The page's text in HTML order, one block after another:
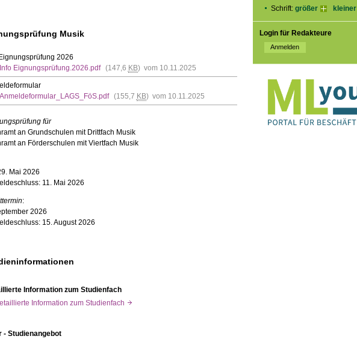
Schrift: größer kleiner
Login für Redakteure
Musik
2026
Info Eignungsprüfung.2026.pdf (147,6 KB) vom 10.11.2025
Anmeldeformular_LAGS_FöS.pdf (155,7 KB) vom 10.11.2025
für
an Grundschulen mit Drittfach Musik
an Förderschulen mit Viertfach Musik
Mai 2026
11. Mai 2026
:
2026
15. August 2026
Information zum Studienfach
Information zum Studienfach
- Studienangebot